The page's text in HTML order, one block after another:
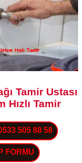
Tamir Ustası
Hızlı Tamir
505 88 58
FORMU